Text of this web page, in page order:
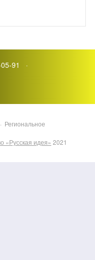
05-91 ·
· Региональное
«Русская идея» 2021